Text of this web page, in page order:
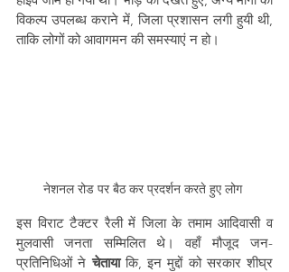
विकल्प उपलब्ध कराने में, जिला प्रशासन लगी हुयी थी,
ताकि लोगों को आवागमन की समस्याएं न हो।
नेशनल रोड पर बैठ कर प्रदर्शन करते हुए लोग
इस विराट टैक्टर रैली में जिला के तमाम आदिवासी व
मुलवासी जनता सम्मिलित थे। वहाँ मौजूद जन-
प्रतिनिधिओं ने चेताया कि, इन मुद्दों को सरकार शीघ्र